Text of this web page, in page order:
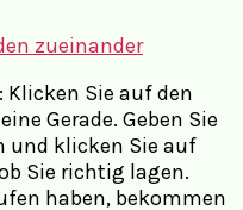
zueinander
: Klicken Sie auf den
Gerade. Geben Sie
und klicken Sie auf
Sie richtig lagen.
haben, bekommen